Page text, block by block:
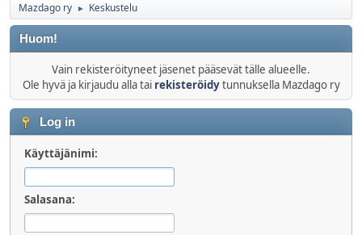
Mazdago ry ► Keskustelu
Huom!
Vain rekisteröityneet jäsenet pääsevät tälle alueelle.
Ole hyvä ja kirjaudu alla tai rekisteröidytunnuksella Mazdago ry
Log in
Käyttäjänimi:
Salasana: